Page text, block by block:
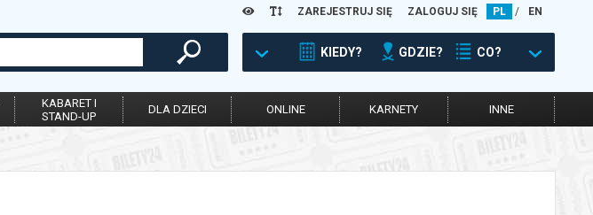
ZAREJESTRUJ SIĘ ZALOGUJ SIĘ PL / EN
KIEDY? GDZIE? CO?
KABARET I
STAND-UP
DLA DZIECI ONLINE KARNETY INNE